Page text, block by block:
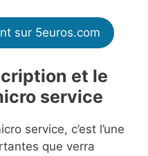
sur 5euros.com
et le
service
service, c’est l’une
que verra